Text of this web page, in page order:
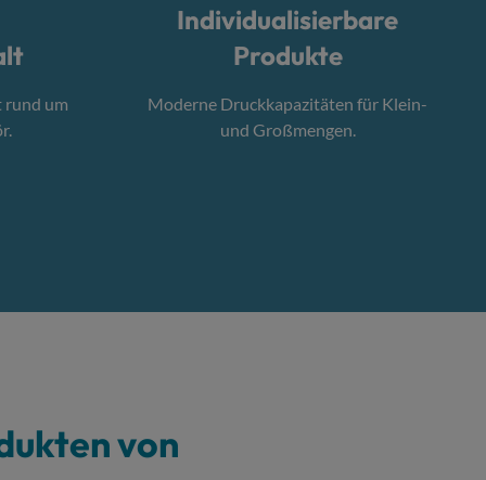
rund um
Individualisierbare
Produkte
Moderne Druckkapazitäten für Klein-
und Großmengen.
von